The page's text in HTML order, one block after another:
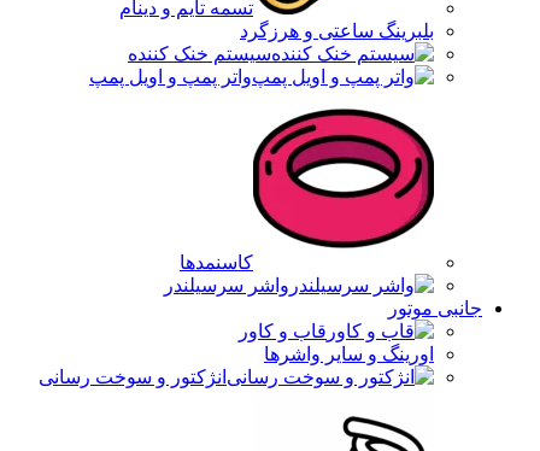
تسمه تایم و دینام
بلبرینگ ساعتی و هرزگرد
سیستم خنک کننده
واتر پمپ و اویل پمپ
کاسنمدها
واشر سرسیلندر
جانبی موتور
قاب و کاور
اورینگ و سایر واشرها
انژکتور و سوخت رسانی